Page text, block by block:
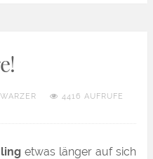
4416 AUFRUFE
etwas länger auf sich